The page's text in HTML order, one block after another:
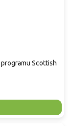
Scottish